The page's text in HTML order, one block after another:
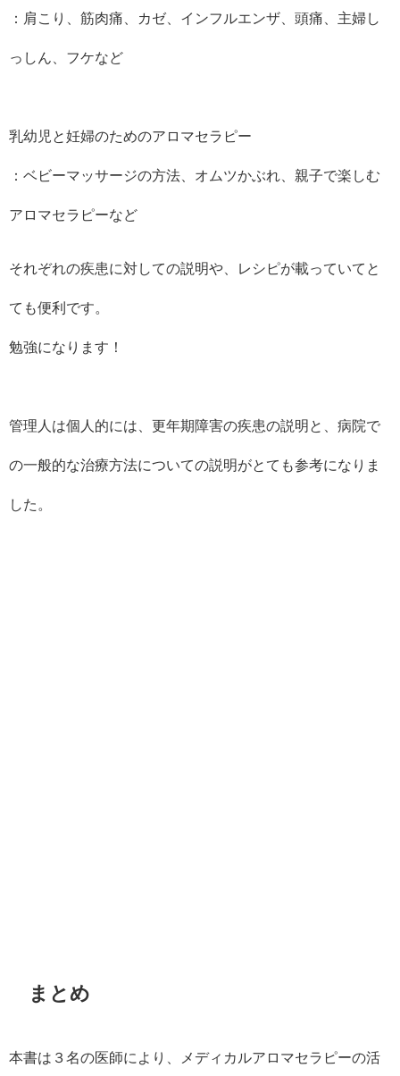
：肩こり、筋肉痛、カゼ、インフルエンザ、頭痛、主婦し
っしん、フケなど
乳幼児と妊婦のためのアロマセラピー
：ベビーマッサージの方法、オムツかぶれ、親子で楽しむ
アロマセラピーなど
それぞれの疾患に対しての説明や、レシピが載っていてと
ても便利です。
勉強になります！
管理人は個人的には、更年期障害の疾患の説明と、病院で
の一般的な治療方法についての説明がとても参考になりま
した。
まとめ
本書は３名の医師により、メディカルアロマセラピーの活